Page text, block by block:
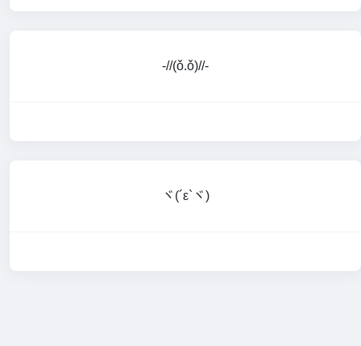
-//(ǒ.ǒ)//-
ヾ(´ε`ヾ)